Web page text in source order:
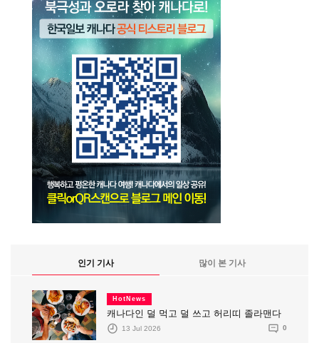
인기 기사 많이 본 기사
HotNews
캐나다인 덜 먹고 덜 쓰고 허리띠 졸라맨다
13 Jul 2026 0